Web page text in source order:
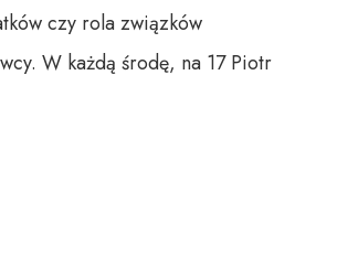
czy rola związków
W każdą środę, na 17 Piotr